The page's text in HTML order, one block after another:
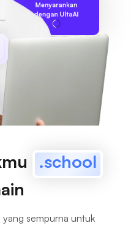
Menyarankan
dengan UltaAI
.school
sempurna untuk